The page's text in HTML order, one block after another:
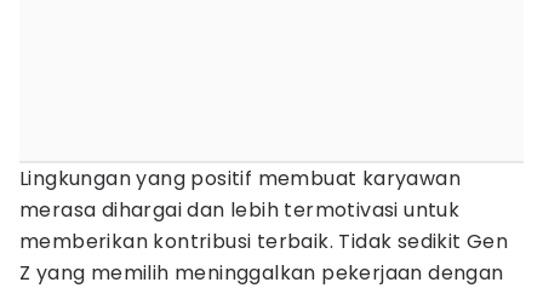
Lingkungan yang positif membuat karyawan
merasa dihargai dan lebih termotivasi untuk
memberikan kontribusi terbaik. Tidak sedikit Gen
Z yang memilih meninggalkan pekerjaan dengan